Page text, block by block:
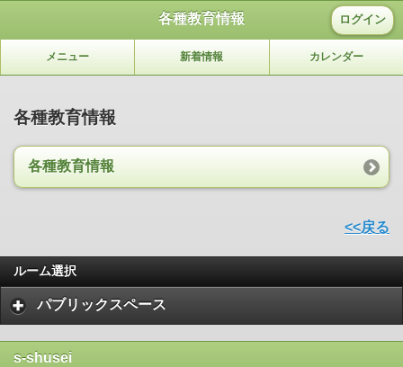
各種教育情報 ログイン
メニュー 新着情報 カレンダー
各種教育情報
各種教育情報
<<戻る
ルーム選択
パブリックスペース
s-shusei